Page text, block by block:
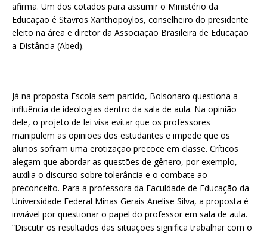
afirma. Um dos cotados para assumir o Ministério da
Educação é Stavros Xanthopoylos, conselheiro do presidente
eleito na área e diretor da Associação Brasileira de Educação
a Distância (Abed).
Já na proposta Escola sem partido, Bolsonaro questiona a
influência de ideologias dentro da sala de aula. Na opinião
dele, o projeto de lei visa evitar que os professores
manipulem as opiniões dos estudantes e impede que os
alunos sofram uma erotização precoce em classe. Críticos
alegam que abordar as questões de gênero, por exemplo,
auxilia o discurso sobre tolerância e o combate ao
preconceito. Para a professora da Faculdade de Educação da
Universidade Federal Minas Gerais Anelise Silva, a proposta é
inviável por questionar o papel do professor em sala de aula.
“Discutir os resultados das situações significa trabalhar com o